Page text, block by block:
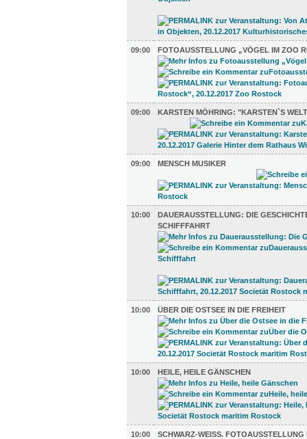
09:00 FOTOAUSSTELLUNG „VÖGEL IM ZOO
09:00 KARSTEN MÖHRING: "KARSTEN`S
09:00 MENSCH MUSIKER
10:00
DAUERAUSSTELLUNG: DIE
SCHIFFFAHRT
10:00 ÜBER DIE OSTSEE IN DIE FREIHEIT
10:00 HEILE, HEILE GÄNSCHEN
10:00
SCHWARZ-WEISS. FOTOAUSSTELLUNG